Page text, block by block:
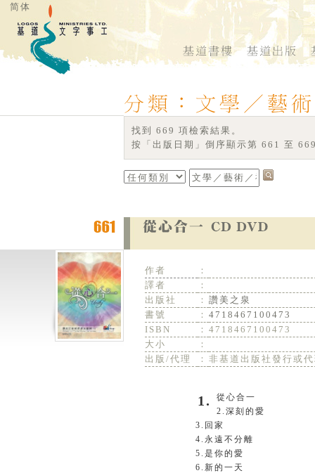
简体
找到 669 項檢索結果。
按「出版日期」倒序顯示第 661 至
作者
：
譯者
：
出版社
： 讚美之泉
書號
： 4718467100473
ISBN
： 4718467100473
大小
：
出版/代理
： 非基道出版社發行或
1.從心合一
2.深刻的愛
3.回家
4.永遠不分離
5.是你的愛
6.新的一天